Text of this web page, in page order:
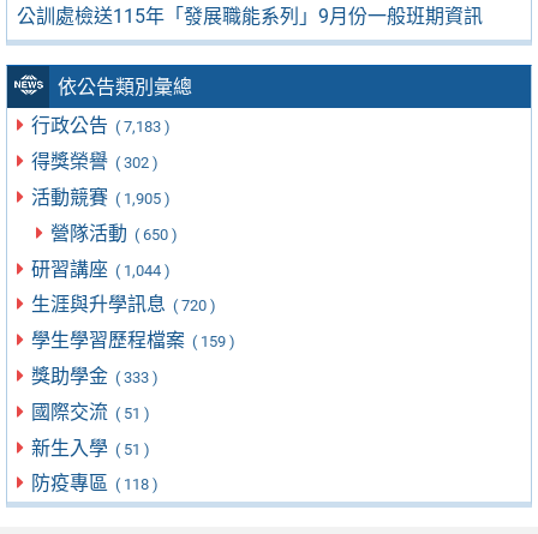
公訓處檢送115年「發展職能系列」9月份一般班期資訊
依公告類別彙總
行政公告 ( 7,183 )
得獎榮譽 ( 302 )
活動競賽 ( 1,905 )
營隊活動 ( 650 )
研習講座 ( 1,044 )
生涯與升學訊息 ( 720 )
學生學習歷程檔案 ( 159 )
獎助學金 ( 333 )
國際交流 ( 51 )
新生入學 ( 51 )
防疫專區 ( 118 )